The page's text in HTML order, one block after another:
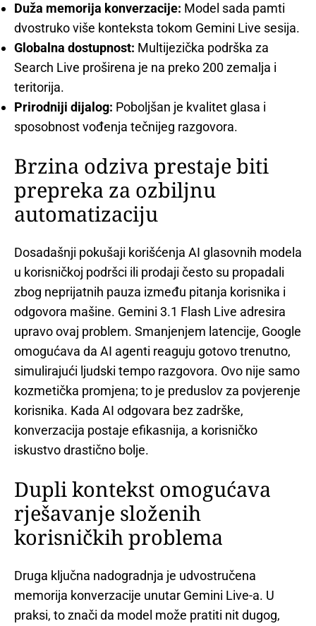
Duža memorija konverzacije: Model sada pamti
dvostruko više konteksta tokom Gemini Live sesija.
Globalna dostupnost: Multijezička podrška za
Search Live proširena je na preko 200 zemalja i
teritorija.
Prirodniji dijalog: Poboljšan je kvalitet glasa i
sposobnost vođenja tečnijeg razgovora.
Brzina odziva prestaje biti
prepreka za ozbiljnu
automatizaciju
Dosadašnji pokušaji korišćenja AI glasovnih modela
u korisničkoj podršci ili prodaji često su propadali
zbog neprijatnih pauza između pitanja korisnika i
odgovora mašine. Gemini 3.1 Flash Live adresira
upravo ovaj problem. Smanjenjem latencije, Google
omogućava da AI agenti reaguju gotovo trenutno,
simulirajući ljudski tempo razgovora. Ovo nije samo
kozmetička promjena; to je preduslov za povjerenje
korisnika. Kada AI odgovara bez zadrške,
konverzacija postaje efikasnija, a korisničko
iskustvo drastično bolje.
Dupli kontekst omogućava
rješavanje složenih
korisničkih problema
Druga ključna nadogradnja je udvostručena
memorija konverzacije unutar Gemini Live-a. U
praksi, to znači da model može pratiti nit dugog,